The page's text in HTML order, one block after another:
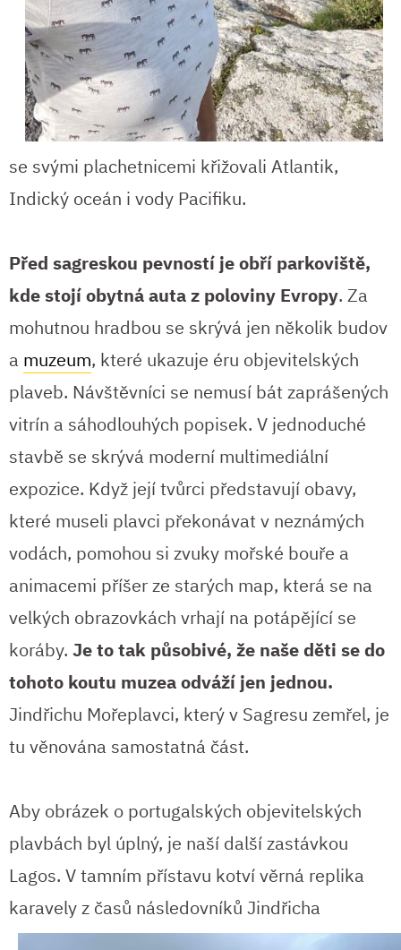
se svými plachetnicemi křižovali Atlantik,
Indický oceán i vody Pacifiku.
Před sagreskou pevností je obří parkoviště,
kde stojí obytná auta z poloviny Evropy. Za
mohutnou hradbou se skrývá jen několik budov
a muzeum, které ukazuje éru objevitelských
plaveb. Návštěvníci se nemusí bát zaprášených
vitrín a sáhodlouhých popisek. V jednoduché
stavbě se skrývá moderní multimediální
expozice. Když její tvůrci představují obavy,
které museli plavci překonávat v neznámých
vodách, pomohou si zvuky mořské bouře a
animacemi příšer ze starých map, která se na
velkých obrazovkách vrhají na potápějící se
koráby. Je to tak působivé, že naše děti se do
tohoto koutu muzea odváží jen jednou.
Jindřichu Mořeplavci, který v Sagresu zemřel, je
tu věnována samostatná část.
Aby obrázek o portugalských objevitelských
plavbách byl úplný, je naší další zastávkou
Lagos. V tamním přístavu kotví věrná replika
karavely z časů následovníků Jindřicha